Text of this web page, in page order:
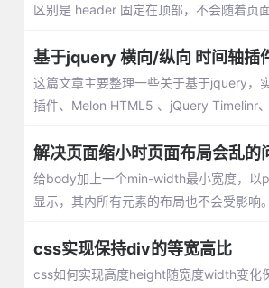
区别是 header 固定在顶部，不会随着页
基于jquery 横向/纵向 时间轴插
这篇文章主要整理一些关于基于jquery
插件、Melon HTML5 、jQuery Timelinr
解决页面缩小时页面布局会乱的
给body加上一个min-width最小宽度，以
显示，其内所有元素的布局也不会受影响。
css实现保持div的等宽高比
css如何实现高度height随宽度width变化